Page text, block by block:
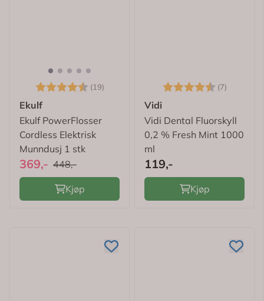
Karakter: (19)
4.7 av 5 mulige
Ekulf
Ekulf PowerFlosser
Cordless Elektrisk
Munndusj 1 stk
369,- 448,-
Kjøp
Karakter: (7)
Vidi
Vidi Dental Fluorskyll
0,2 % Fresh Mint 1000
ml
119,-
Kjøp